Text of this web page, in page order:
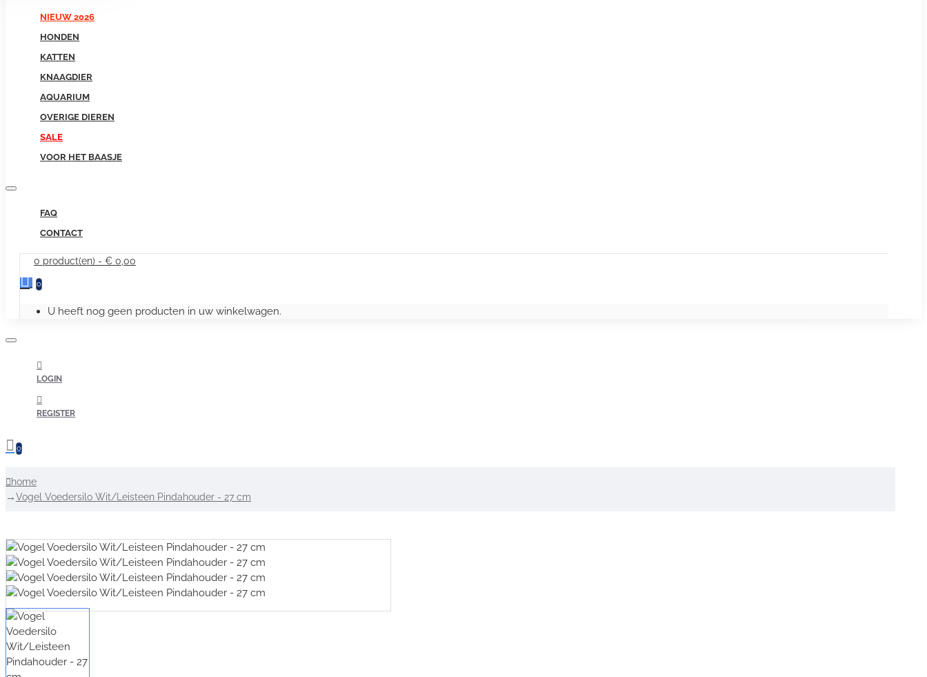
NIEUW 2026
HONDEN
KATTEN
KNAAGDIER
AQUARIUM
OVERIGE DIEREN
SALE
VOOR HET BAASJE
FAQ
CONTACT
0 product(en) - € 0,00
0
U heeft nog geen producten in uw winkelwagen.
LOGIN
REGISTER
0
home
Vogel Voedersilo Wit/Leisteen Pindahouder - 27 cm